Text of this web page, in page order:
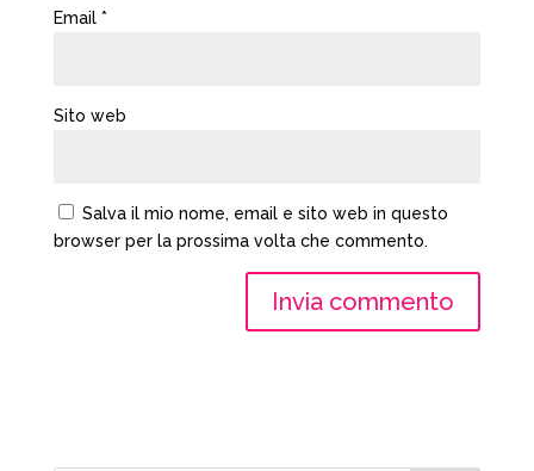
Email *
Sito web
Salva il mio nome, email e sito web in questo
browser per la prossima volta che commento.